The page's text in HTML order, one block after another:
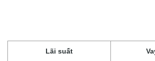
Lãi suất